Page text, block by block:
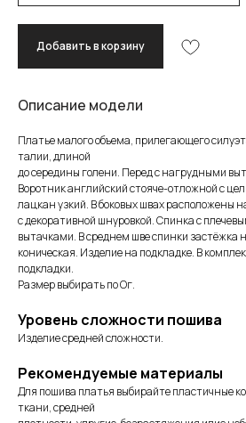
Добавить в корзину
Описание модели
Платье малого объема, прилегающего
талии, длиной
до середины голени. Перед с нагрудными
Воротник английский стояче-отложной с
лацкан узкий. В боковых швах расположены
с декоративной шнуровкой. Спинка с
вытачками. В среднем шве спинки
коническая. Изделие на подкладке. В
подкладки.
Размер выбирать по Ог.
Уровень сложности пошива
Изделие средней сложности.
Рекомендуемые материалы
Для пошива платья выбирайте пластичные
ткани, средней